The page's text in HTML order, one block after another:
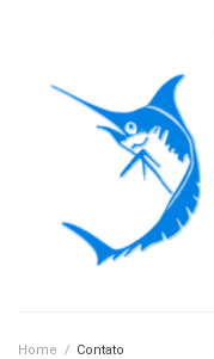
Home / Contato